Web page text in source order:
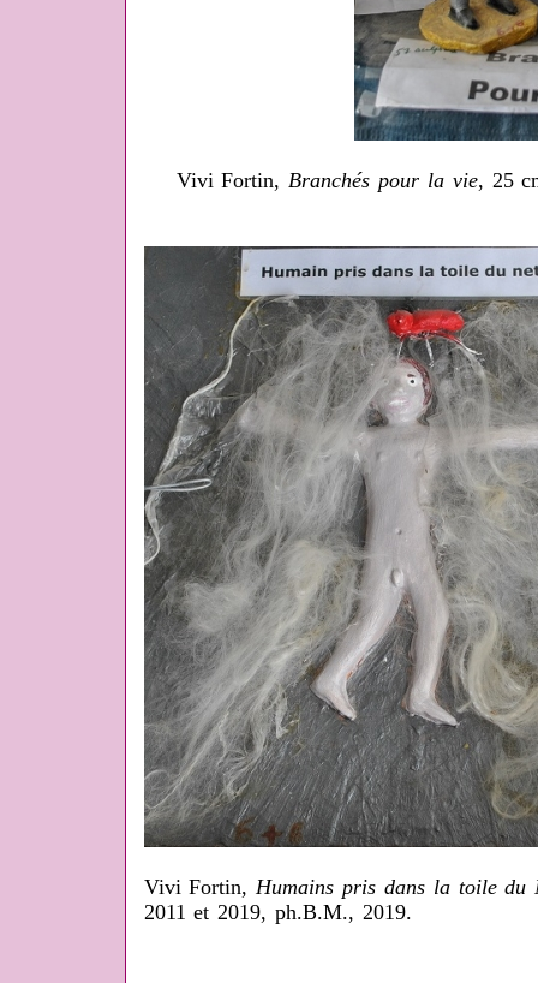
Vivi Fortin,Branchés pour la vie, 25
Vivi Fortin,Humains pris dans la toile du
2011 et 2019, ph.B.M., 2019.